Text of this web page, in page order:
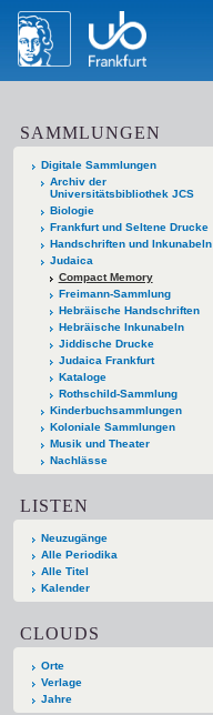
SAMMLUNGEN
Digitale Sammlungen
Archiv der
Universitätsbibliothek JCS
Biologie
Frankfurt und Seltene Drucke
Handschriften und Inkunabeln
Judaica
Compact Memory
Freimann-Sammlung
Hebräische Handschriften
Hebräische Inkunabeln
Jiddische Drucke
Judaica Frankfurt
Kataloge
Rothschild-Sammlung
Kinderbuchsammlungen
Koloniale Sammlungen
Musik und Theater
Nachlässe
LISTEN
Neuzugänge
Alle Periodika
Alle Titel
Kalender
CLOUDS
Orte
Verlage
Jahre